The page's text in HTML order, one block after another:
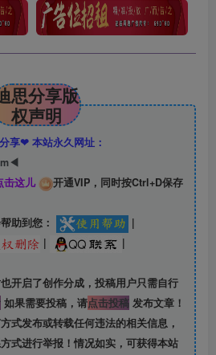
思分享版
权声明
享❤ 本站永久网址：
击这儿
开通VIP，同时按Ctrl+D保存
助到您：
|
| |
开启了创作分成，投稿用户只需自行
如果需要投稿，请点击投稿发布文章！
式发布或转载任何违法的相关信息，
式进行举报！情况如实，可获得本站